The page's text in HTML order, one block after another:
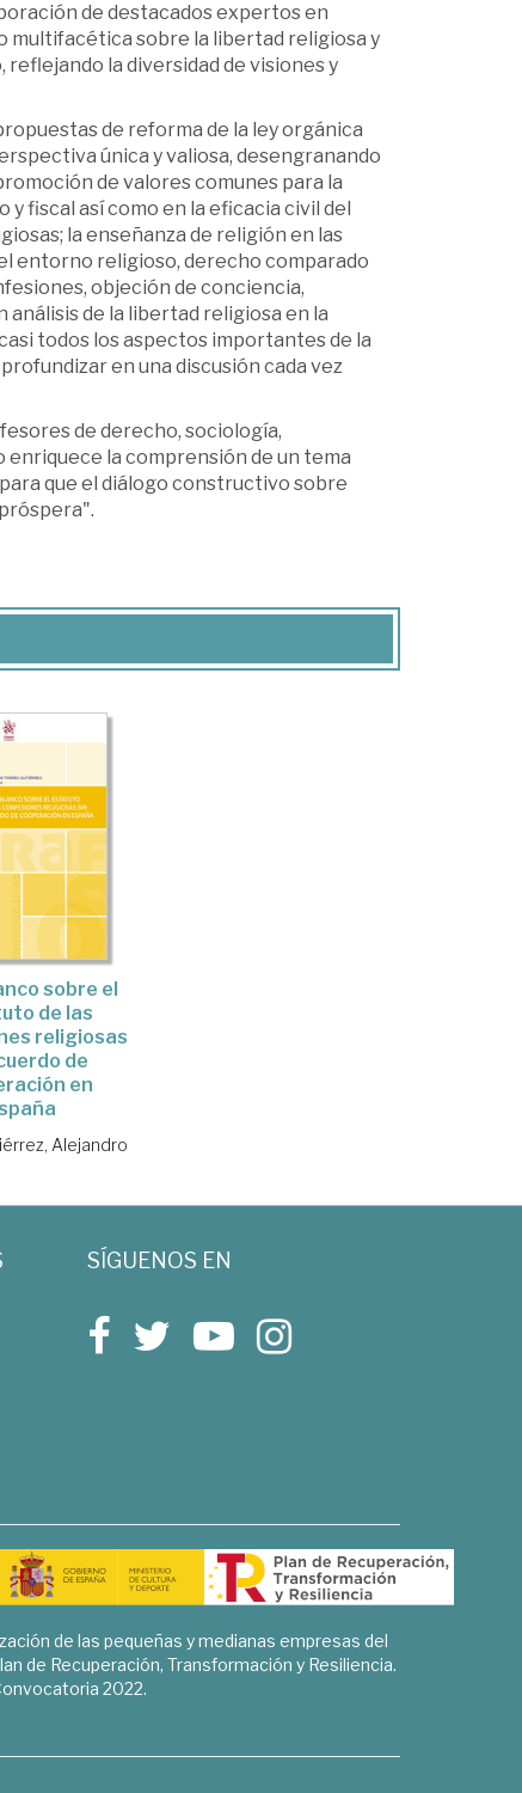
de destacados expertos en
multifacética sobre la libertad religiosa y
la diversidad de visiones y
de reforma de la ley orgánica
única y valiosa, desengranando
de valores comunes para la
fiscal así como en la eficacia civil del
la enseñanza de religión en las
entorno religioso, derecho comparado
objeción de conciencia,
análisis de la libertad religiosa en la
todos los aspectos importantes de la
en una discusión cada vez
de derecho, sociología,
la comprensión de un tema
que el diálogo constructivo sobre
sobre el
de las
religiosas
de
en
Alejandro
SÍGUENOS EN
de las pequeñas y medianas empresas del
de Recuperación, Transformación y Resiliencia.
2022.